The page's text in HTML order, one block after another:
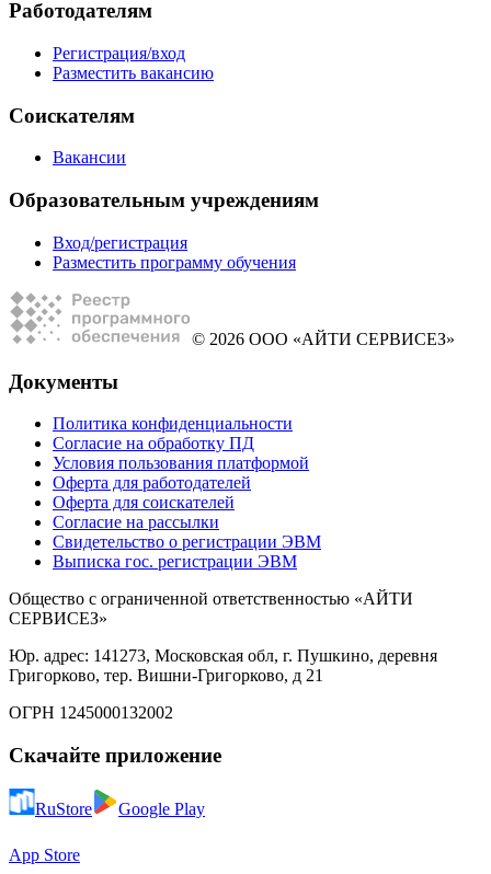
Работодателям
Регистрация/вход
Разместить вакансию
Соискателям
Вакансии
Образовательным учреждениям
Вход/регистрация
Разместить программу обучения
© 2026 ООО «АЙТИ СЕРВИСЕЗ»
Документы
Политика конфиденциальности
Согласие на обработку ПД
Условия пользования платформой
Оферта для работодателей
Оферта для соискателей
Согласие на рассылки
Свидетельство о регистрации ЭВМ
Выписка гос. регистрации ЭВМ
Общество с ограниченной ответственностью «АЙТИ
СЕРВИСЕЗ»
Юр. адрес: 141273, Московская обл, г. Пушкино, деревня
Григорково, тер. Вишни-Григорково, д 21
ОГРН 1245000132002
Скачайте приложение
RuStore Google Play
App Store